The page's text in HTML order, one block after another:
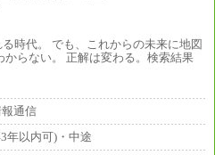
時代。 でも、これからの未来に地図
らない。 正解は変わる。検索結果
通信
年以内可)・中途